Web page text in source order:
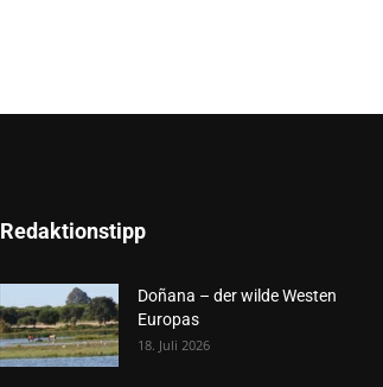
Redaktionstipp
Doñana – der wilde Westen
Europas
18. Juli 2026